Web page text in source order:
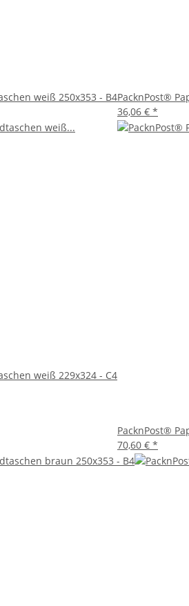
weiß 250x353 - B4PacknPost®
36,06 € *
weiß 229x324 - C4
PacknPost®
70,60 € *